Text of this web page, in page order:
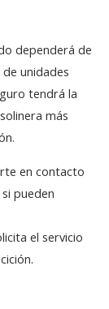
dependerá de
unidades
tendrá la
más
en contacto
pueden
el servicio